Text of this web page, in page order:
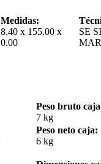
Medidas:
8.40 x 155.00 x
0.00
SE
Peso bruto
7 kg
Peso neto caja:
6 kg